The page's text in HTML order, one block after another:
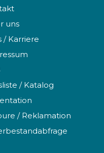
uns
/ Karriere
/ Katalog
/ Reklamation